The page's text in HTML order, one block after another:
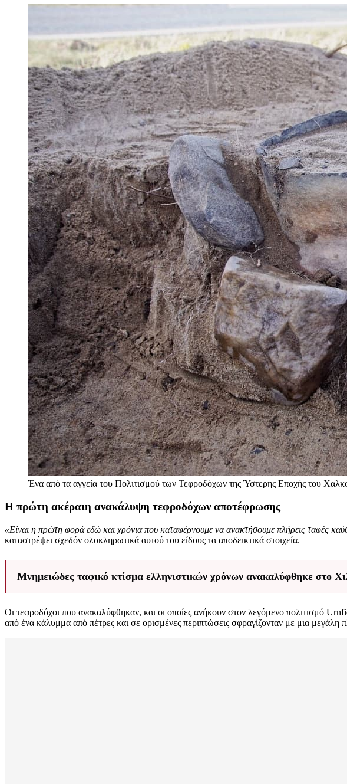
Ένα από τα αγγεία του Πολιτισμού των Τεφροδόχων της Ύστερης Εποχής του
Η πρώτη ακέραιη ανακάλυψη τεφροδόχων αποτέφρωσης
«Είναι η πρώτη φορά εδώ και χρόνια που καταφέρνουμε να ανακτήσουμε πλήρεις ταφές
καταστρέψει σχεδόν ολοκληρωτικά αυτού του είδους τα αποδεικτικά στοιχεία.
Μνημειώδες ταφικό κτίσμα ελληνιστικών χρόνων ανακαλύφθηκε στο
Οι τεφροδόχοι που ανακαλύφθηκαν, και οι οποίες ανήκουν στον λεγόμενο πολιτισμό
από ένα κάλυμμα από πέτρες και σε ορισμένες περιπτώσεις σφραγίζονταν με μια